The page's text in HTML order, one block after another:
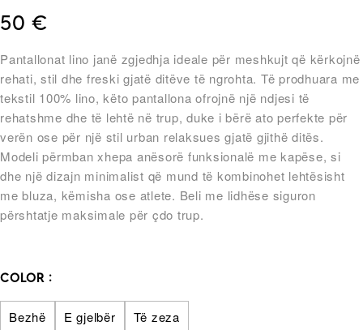
Pantallonat lino janë zgjedhja ideale për meshkujt që kërkojnë
rehati, stil dhe freski gjatë ditëve të ngrohta. Të prodhuara me
tekstil 100% lino, këto pantallona ofrojnë një ndjesi të
rehatshme dhe të lehtë në trup, duke i bërë ato perfekte për
verën ose për një stil urban relaksues gjatë gjithë ditës.
Modeli përmban xhepa anësorë funksionalë me kapëse, si
dhe një dizajn minimalist që mund të kombinohet lehtësisht
me bluza, këmisha ose atlete. Beli me lidhëse siguron
përshtatje maksimale për çdo trup.
50 €
COLOR
Bezhë E gjelbër Të zeza